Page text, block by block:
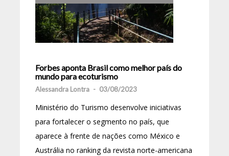
Forbes aponta Brasil como melhor país do
mundo para ecoturismo
Alessandra Lontra - 03/08/2023
Ministério do Turismo desenvolve iniciativas
para fortalecer o segmento no país, que
aparece à frente de nações como México e
Austrália no ranking da revista norte-americana